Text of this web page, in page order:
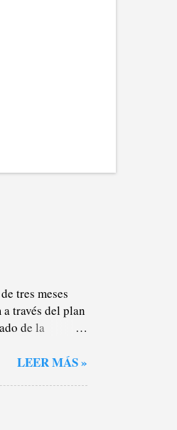
tres meses
través del plan
de la
que la mayor
de los
LEER MÁS »